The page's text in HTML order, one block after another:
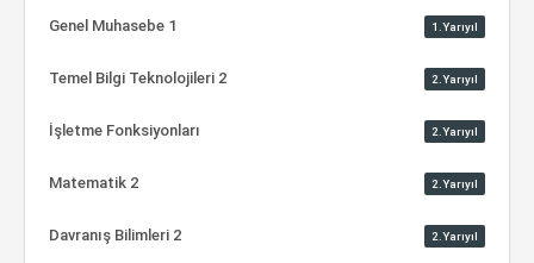
Genel Muhasebe 1 1.Yarıyıl
Temel Bilgi Teknolojileri 2 2.Yarıyıl
İşletme Fonksiyonları 2.Yarıyıl
Matematik 2 2.Yarıyıl
Davranış Bilimleri 2 2.Yarıyıl